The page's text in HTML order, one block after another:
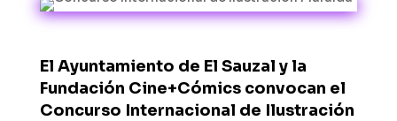
El Ayuntamiento de El Sauzal y la
Fundación Cine+Cómics convocan el
Concurso Internacional de Ilustración